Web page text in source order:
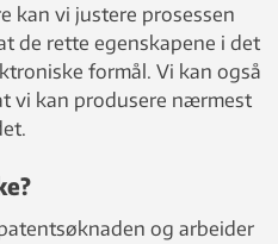
kan vi justere prosessen
de rette egenskapene i det
formål. Vi kan også
vi kan produsere nærmest
og arbeider